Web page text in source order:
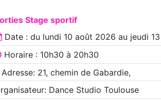
Stage sportif
Date : du lundi 10 août 2026 au jeudi
Horaire : 10h30 à 20h30
21, chemin de Gabardie,
Dance Studio Toulouse